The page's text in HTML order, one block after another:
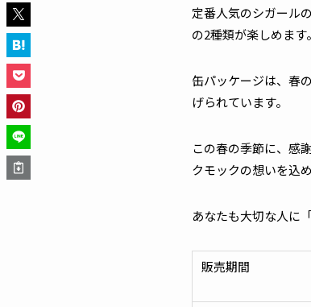
定番人気のシガール
の2種類が楽しめます。
缶パッケージは、春
げられています。
この春の季節に、感
クモックの想いを込
あなたも大切な人に
販売期間